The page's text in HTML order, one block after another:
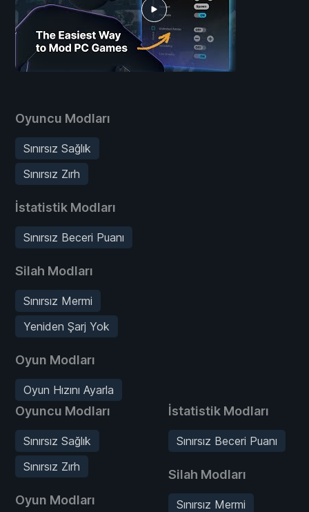
Oyuncu Modları
Sınırsız Sağlık
Sınırsız Zırh
İstatistik Modları
Sınırsız Beceri Puanı
Silah Modları
Sınırsız Mermi
Yeniden Şarj Yok
Oyun Modları
Oyun Hızını Ayarla
Oyuncu Modları
Sınırsız Sağlık
Sınırsız Zırh
Oyun Modları
İstatistik Modları
Sınırsız Beceri Puanı
Silah Modları
Sınırsız Mermi